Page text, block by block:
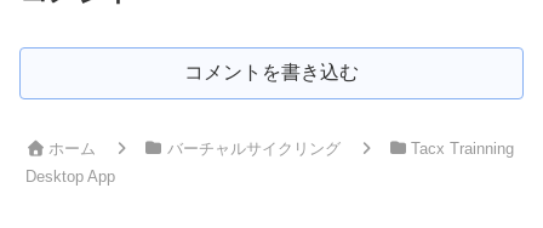
コメントを書き込む
ホーム バーチャルサイクリング
Tacx Trainning
Desktop App